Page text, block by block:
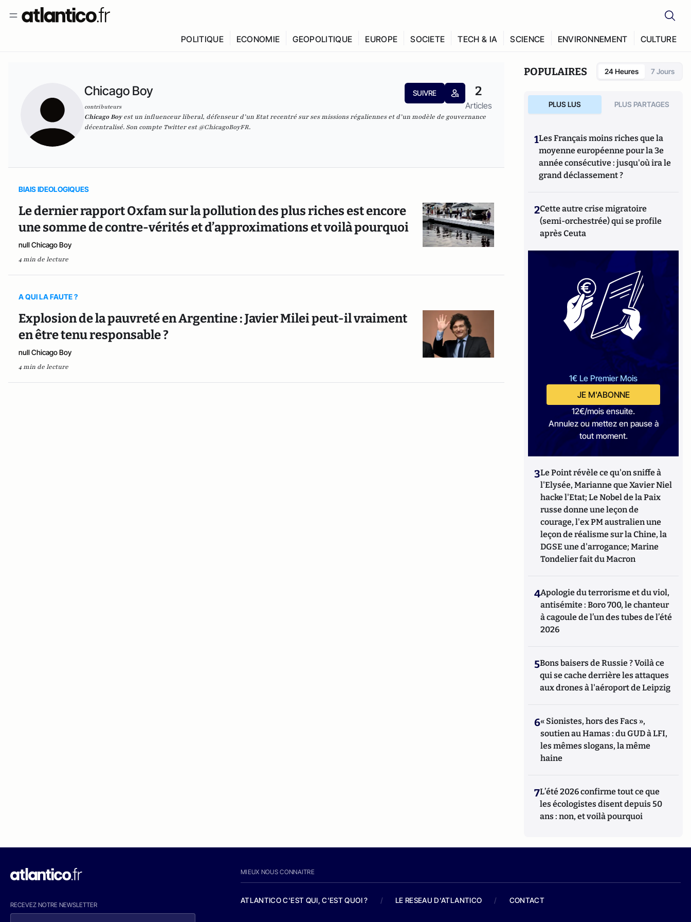
POLITIQUE ECONOMIE GEOPOLITIQUE EUROPE SOCIETE TECH & IA SCIENCE ENVIRONNEMENT CULTURE
Chicago Boy
contributeurs
SUIVRE 2
Articles
Chicago Boyest un influenceur liberal, défenseur d’un Etat recentré sur ses missions régaliennes et d’un modèle de gouvernance
décentralisé. Son compte Twitter est@ChicagoBoyFR.
BIAIS IDEOLOGIQUES
Le dernier rapport Oxfam sur la pollution des plus riches est encore
une somme de contre-vérités et d’approximations et voilà pourquoi
null Chicago Boy
4 min de lecture
A QUI LA FAUTE ?
Explosion de la pauvreté en Argentine : Javier Milei peut-il vraiment
en être tenu responsable ?
null Chicago Boy
4 min de lecture
POPULAIRES 24 Heures 7 Jours
PLUS LUS PLUS PARTAGES
1Les Français moins riches que la
moyenne européenne pour la 3e
année consécutive : jusqu'où ira le
grand déclassement ?
2Cette autre crise migratoire
(semi-orchestrée) qui se profile
après Ceuta
1€ Le Premier Mois
JE M'ABONNE
12€/mois ensuite.
Annulez ou mettez en pause à
tout moment.
3Le Point révèle ce qu'on sniffe à
l'Elysée, Marianne que Xavier Niel
hacke l'Etat; Le Nobel de la Paix
russe donne une leçon de
courage, l'ex PM australien une
leçon de réalisme sur la Chine, la
DGSE une d'arrogance; Marine
Tondelier fait du Macron
4Apologie du terrorisme et du viol,
antisémite : Boro 700, le chanteur
à cagoule de l’un des tubes de l’été
2026
5Bons baisers de Russie ? Voilà ce
qui se cache derrière les attaques
aux drones à l'aéroport de Leipzig
6« Sionistes, hors des Facs »,
soutien au Hamas : du GUD à LFI,
les mêmes slogans, la même
haine
7L’été 2026 confirme tout ce que
les écologistes disent depuis 50
ans : non, et voilà pourquoi
RECEVEZ NOTRE NEWSLETTER
MIEUX NOUS CONNAITRE
ATLANTICO C'EST QUI, C'EST QUOI ? / LE RESEAU D'ATLANTICO / CONTACT